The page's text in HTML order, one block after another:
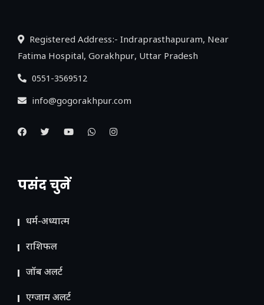
Registered Address:- Indraprasthapuram, Near
Fatima Hospital, Gorakhpur, Uttar Pradesh
0551-3569512
info@gogorakhpur.com
पसंद चुनें
धर्म-अध्यात्म
राशिफल
जॉब अलर्ट
एग्जाम अलर्ट